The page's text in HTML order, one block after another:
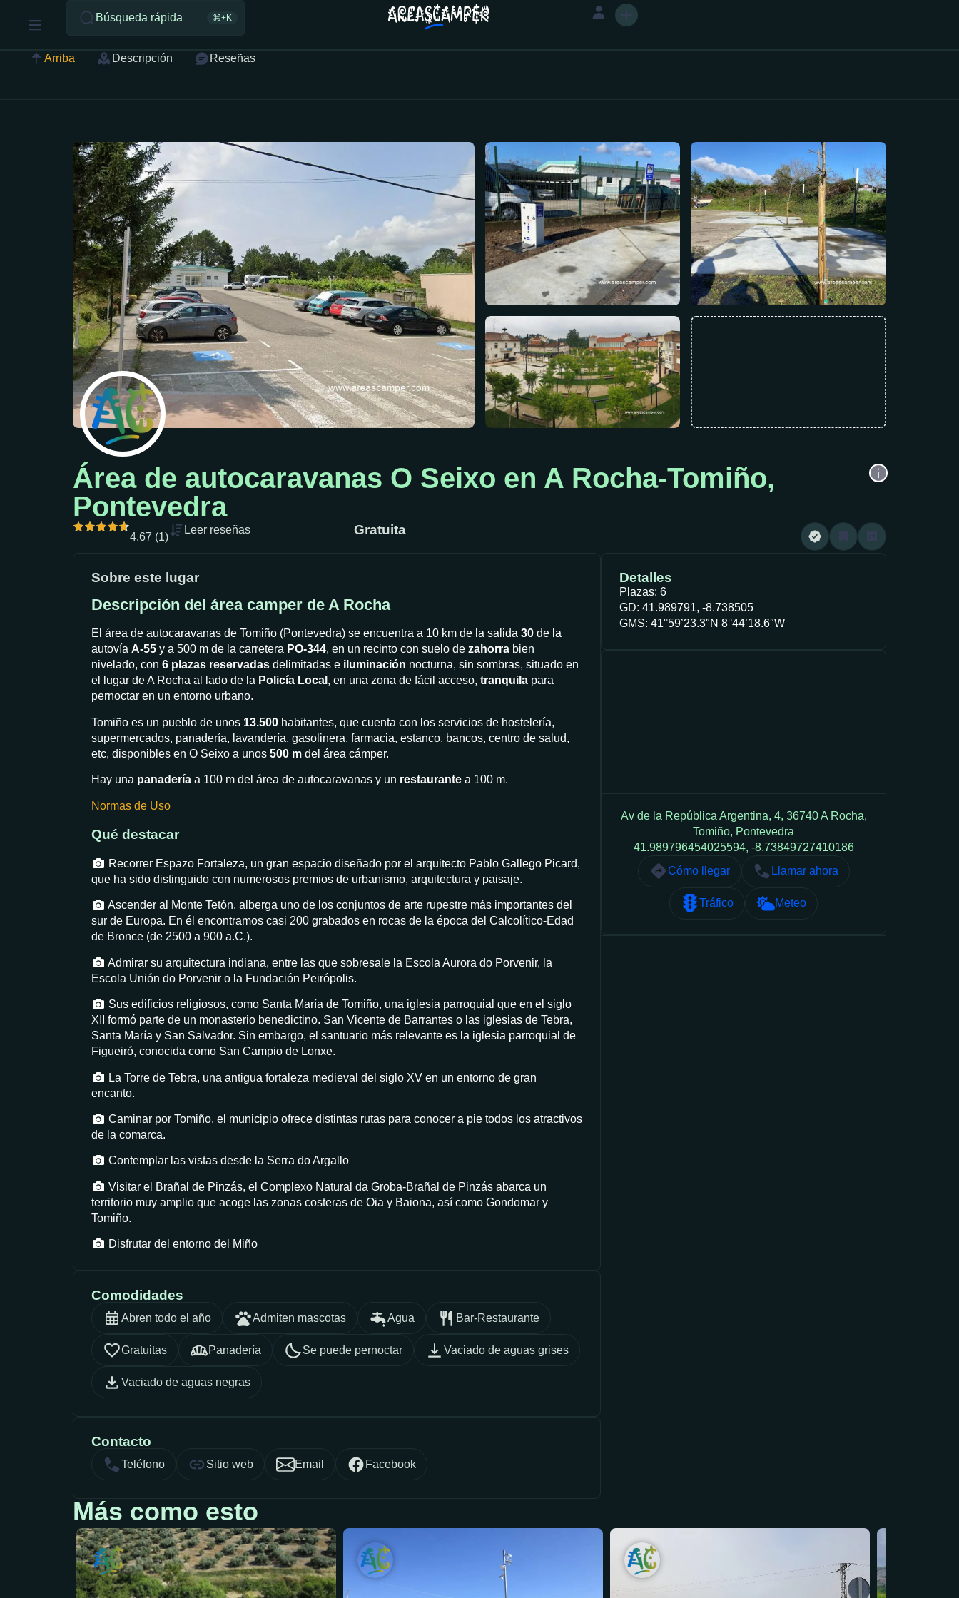
Búsqueda rápida ⌘+K
Arriba Descripción Reseñas
Área de autocaravanas O Seixo en A Rocha-Tomiño,
Pontevedra
4.67 (1)
Leer reseñas Gratuita
Sobre este lugar
Descripción del área camper de A Rocha
El área de autocaravanas de Tomiño (Pontevedra) se encuentra a 10 km de la salida 30 de la
autovía A-55 y a 500 m de la carretera PO-344, en un recinto con suelo de zahorra bien
nivelado, con 6 plazas reservadas delimitadas e iluminación nocturna, sin sombras, situado en
el lugar de A Rocha al lado de la Policía Local , en una zona de fácil acceso, tranquila para
pernoctar en un entorno urbano.
Tomiño es un pueblo de unos 13.500 habitantes, que cuenta con los servicios de hostelería,
supermercados, panadería, lavandería, gasolinera, farmacia, estanco, bancos, centro de salud,
etc, disponibles en O Seixo a unos 500 m del área cámper.
Hay una panadería a 100 m del área de autocaravanas y un restaurante a 100 m.
Normas de Uso
Qué destacar
Recorrer Espazo Fortaleza, un gran espacio diseñado por el arquitecto Pablo Gallego Picard,
que ha sido distinguido con numerosos premios de urbanismo, arquitectura y paisaje.
Ascender al Monte Tetón, alberga uno de los conjuntos de arte rupestre más importantes del
sur de Europa. En él encontramos casi 200 grabados en rocas de la época del Calcolítico-Edad
de Bronce (de 2500 a 900 a.C.).
Admirar su arquitectura indiana, entre las que sobresale la Escola Aurora do Porvenir, la
Escola Unión do Porvenir o la Fundación Peirópolis.
Sus edificios religiosos, como Santa María de Tomiño, una iglesia parroquial que en el siglo
XII formó parte de un monasterio benedictino. San Vicente de Barrantes o las iglesias de Tebra,
Santa María y San Salvador. Sin embargo, el santuario más relevante es la iglesia parroquial de
Figueiró, conocida como San Campio de Lonxe.
La Torre de Tebra, una antigua fortaleza medieval del siglo XV en un entorno de gran
encanto.
Caminar por Tomiño, el municipio ofrece distintas rutas para conocer a pie todos los atractivos
de la comarca.
Contemplar las vistas desde la Serra do Argallo
Visitar el Brañal de Pinzás, el Complexo Natural da Groba-Brañal de Pinzás abarca un
territorio muy amplio que acoge las zonas costeras de Oia y Baiona, así como Gondomar y
Tomiño.
Disfrutar del entorno del Miño
Comodidades
Abren todo el año Admiten mascotas Agua Bar-Restaurante
Gratuitas Panadería Se puede pernoctar Vaciado de aguas grises
Vaciado de aguas negras
Contacto
Teléfono Sitio web Email Facebook
Detalles
Plazas: 6
GD: 41.989791, -8.738505
GMS: 41°59’23.3″N 8°44’18.6″W
Av de la República Argentina, 4, 36740 A Rocha,
Tomiño, Pontevedra
41.989796454025594, -8.73849727410186
Cómo llegar
Llamar ahora
Tráfico Meteo
Más como esto